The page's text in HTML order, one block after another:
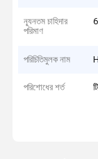
ন্যূনতম চাহিদার
পরিমাণ
পরিচিতিমুলক নাম
পরিশোধের শর্ত